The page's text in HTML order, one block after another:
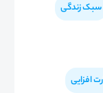
سبک زندگی
افزایی